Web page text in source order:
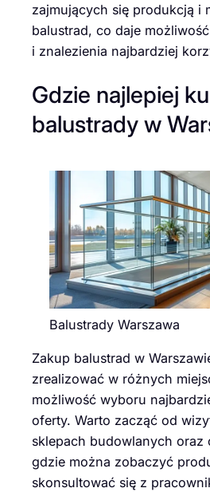
zajmujących się produkcją i
balustrad, co daje
i znalezienia najbardziej
Gdzie najlepiej
balustrady w
Balustrady Warszawa
Zakup balustrad w
zrealizować w różnych
możliwość wyboru
oferty. Warto zacząć od
sklepach budowlanych oraz
gdzie można zobaczyć
skonsultować się z